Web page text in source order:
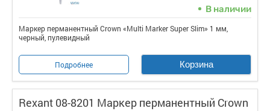
В наличии
Маркер перманентный Crown «Multi Marker Super Slim» 1 мм,
черный, пулевидный
Подробнее Корзина
Rexant 08-8201 Маркер перманентный Crown